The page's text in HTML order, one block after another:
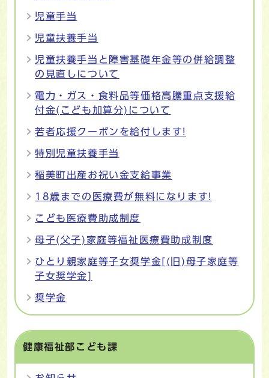
児童手当
児童扶養手当
児童扶養手当と障害基礎年金等の併給調整
の見直しについて
電力・ガス・食料品等価格高騰重点支援給
付金(こども加算分)について
若者応援クーポンを給付します!
特別児童扶養手当
稲美町出産お祝い金支給事業
18歳までの医療費が無料になります!
こども医療費助成制度
母子(父子)家庭等福祉医療費助成制度
ひとり親家庭等子女奨学金[(旧)母子家庭等
子女奨学金]
奨学金
健康福祉部こども課